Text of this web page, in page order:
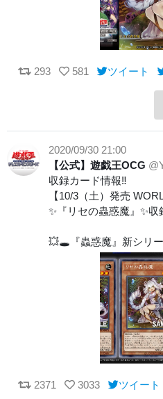
293 581 ツイート
2020/09/30 21:00
【公式】遊戯王OCG
収録カード情報‼️
【10/3（土）発売
✨『リセの蟲惑魔』✨収
💥🕳️『蟲惑魔』新シリー
2371 3033 ツイート